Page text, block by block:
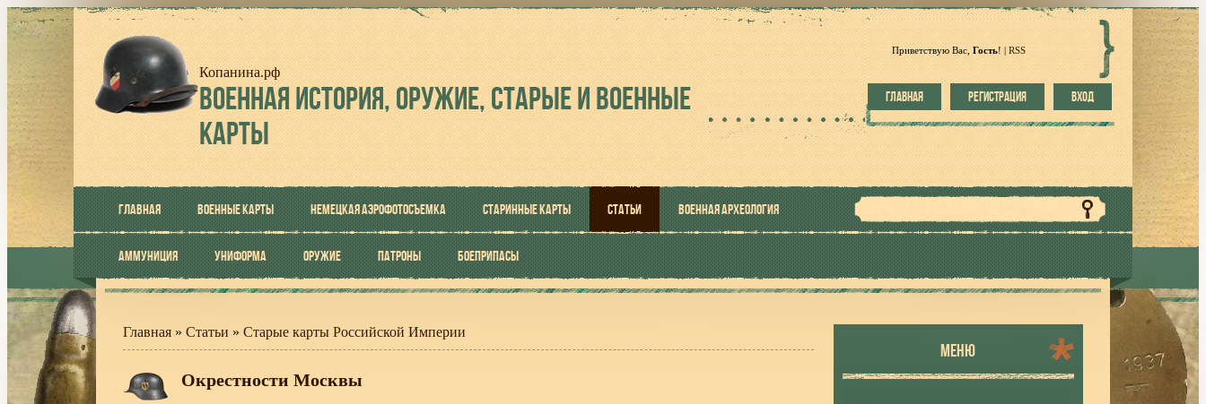
Копанина.рф
ВОЕННАЯИСТОРИЯ, ОРУЖИЕ, СТАРЫЕ И ВОЕННЫЕ
КАРТЫ
Приветствую Вас, Гость! RSS
ГЛАВНАЯ РЕГИСТРАЦИЯ ВХОД
ГЛАВНАЯ ВОЕННЫЕ КАРТЫ НЕМЕЦКАЯ АЭРОФОТОСЪЕМКА СТАРИННЫЕ КАРТЫ СТАТЬИ ВОЕННАЯ АРХЕОЛОГИЯ
АММУНИЦИЯ УНИФОРМА ОРУЖИЕ ПАТРОНЫ БОЕПРИПАСЫ
Главная » Статьи » Старые карты Российской Империи
Окрестности Москвы
МЕНЮ